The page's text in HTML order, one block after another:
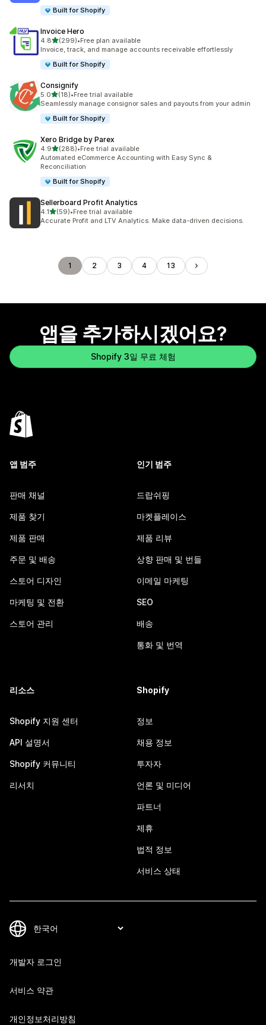
Built for Shopify
Invoice Hero
4.8별 5개 중
(299)
총 리뷰 299개
•Free plan available
Invoice, track, and manage accounts receivable effortlessly
Built for Shopify
Consignify
5.0별 5개 중
(18)
총 리뷰 18개
•Free trial available
Seamlessly manage consignor sales and payouts from your admin
Built for Shopify
Xero Bridge by Parex
4.9별 5개 중
(288)
총 리뷰 288개
•Free trial available
Automated eCommerce Accounting with Easy Sync &
Reconciliation
Built for Shopify
Sellerboard Profit Analytics
4.1별 5개 중
(59)
총 리뷰 59개
•Free trial available
Accurate Profit and LTV Analytics. Make data-driven decisions.
1 2 3 4 13
앱을 추가하시겠어요?
Shopify 3일 무료 체험
앱 범주
판매 채널
제품 찾기
제품 판매
주문 및 배송
스토어 디자인
마케팅 및 전환
스토어 관리
인기 범주
드랍쉬핑
마켓플레이스
제품 리뷰
상향 판매 및 번들
이메일 마케팅
SEO
배송
통화 및 번역
리소스
Shopify 지원 센터
API 설명서
Shopify 커뮤니티
리서치
Shopify
정보
채용 정보
투자자
언론 및 미디어
파트너
제휴
법적 정보
서비스 상태
개발자 로그인
서비스 약관
개인정보처리방침